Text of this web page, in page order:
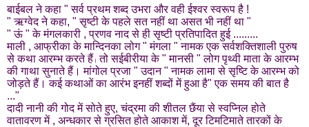
बाईबल ने कहा " सर्व प्रथम शब्द उभरा और वही ईश्वर स्वरूप है !
" ऋग्वेद ने कहा, " सृष्टी के पहले सत नहीं था असत भी नहीं था "
" ऊं " के मंगलकारी , प्रणव नाद से ही सृष्टी प्रतिपादित हुई .........
माली , आफ्रीका के मान्दिनका लोग " मंगला " नामक एक सर्वशक्तिशाली पुरुष
से कथा आरम्भ करते हैं । तो सईबीरीया के " मानसी " लोग पृथ्वी माता के आरम्भ
की गाथा सुनाते हैं।मांगोल प्रजा " उदान " नामक लामा से सृष्टि के आरम्भ को
जोड़ते हैं।कई कथाओं का आरंभ इनहीं शब्दों में हुआ है" एक समय की बात है
..."
दादी नानी की गोद में सोते हुए,चंद्रमा की शीतल छैंया से स्वप्निल होते
वातावरण में , अन्धकार से ग्रसित होते आकाश में, दूरटिमटिमाते तारकों के